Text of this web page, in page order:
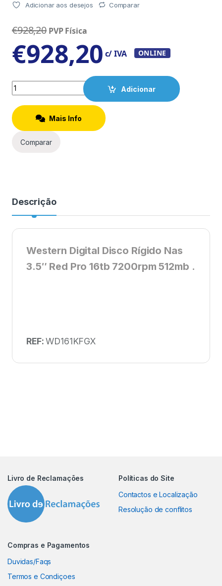
Adicionar aos desejos Comparar
€928,20 PVP Física
€928,20 c/ IVA ONLINE
Quantity
Adicionar
Mais Info
Comparar
Descrição
Western Digital Disco Rígido Nas
3.5″ Red Pro 16tb 7200rpm 512mb .
REF:WD161KFGX
Livro de Reclamações
Políticas do Site
Contactos e Localização
Resolução de conflitos
Compras e Pagamentos
Duvidas/Faqs
Termos e Condiçoes